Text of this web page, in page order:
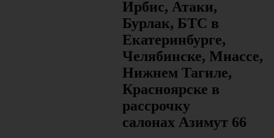
Ирбис, Атаки,
Бурлак, БТС в
Екатеринбурге,
Челябинске, Миассе,
Нижнем Тагиле,
Красноярске в
рассрочку
салонах Азимут 66